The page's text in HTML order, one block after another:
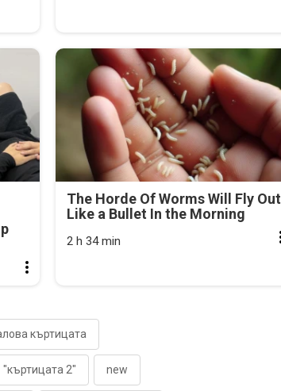
The Horde Of Worms Will Fly Out
Like a Bullet In the Morning
2 h 34 min
къртицата
"къртицата 2" new